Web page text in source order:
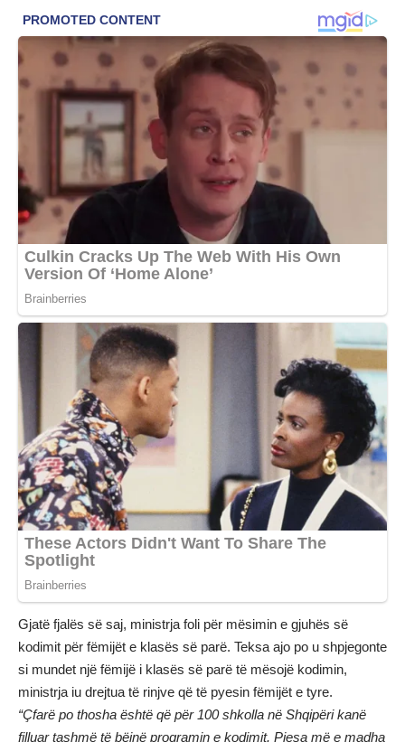
Gjatë fjalës së saj, ministrja foli për mësimin e gjuhës së
kodimit për fëmijët e klasës së parë. Teksa ajo po u shpjegonte
si mundet një fëmijë i klasës së parë të mësojë kodimin,
ministrja iu drejtua të rinjve që të pyesin fëmijët e tyre.
“Çfarë po thosha është që për 100 shkolla në Shqipëri kanë
filluar tashmë të bëjnë programin e kodimit. Pjesa më e madha